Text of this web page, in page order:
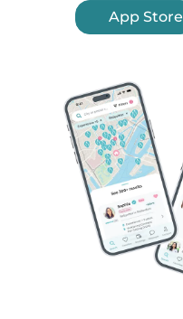
App Store